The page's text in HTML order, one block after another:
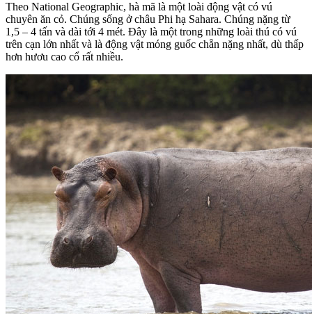
Theo National Geographic, hà mã là một loài động vật có vú
chuyên ăn cỏ. Chúng sống ở châu Phi hạ Sahara. Chúng nặng từ
1,5 – 4 tấn và dài tới 4 mét. Đây là một trong những loài thú có vú
trên cạn lớn nhất và là động vật móng guốc chẵn nặng nhất, dù thấp
hơn hươu cao cổ rất nhiều.